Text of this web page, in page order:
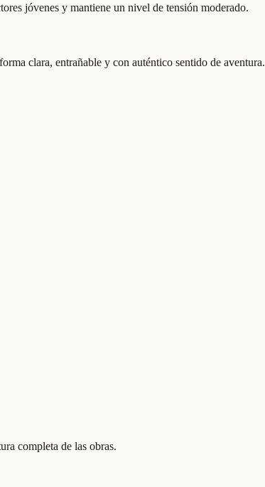
jóvenes y mantiene un nivel de tensión moderado.
clara, entrañable y con auténtico sentido de aventura.
completa de las obras.